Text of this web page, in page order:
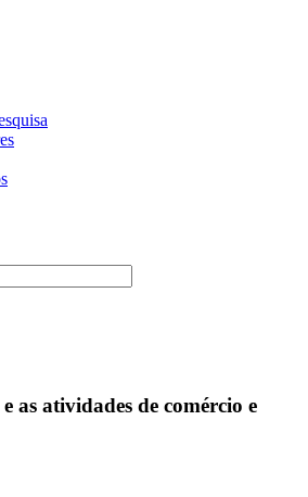
as atividades de comércio e